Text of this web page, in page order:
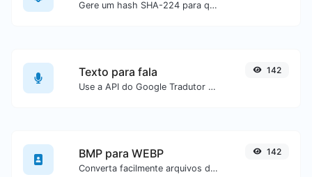
Gere um hash SHA-224 para qualquer entrada de texto.
Texto para fala
Use a API do Google Tradutor para gerar áudio a partir de um texto.
142
BMP para WEBP
Converta facilmente arquivos de imagem BMP para WEBP.
142